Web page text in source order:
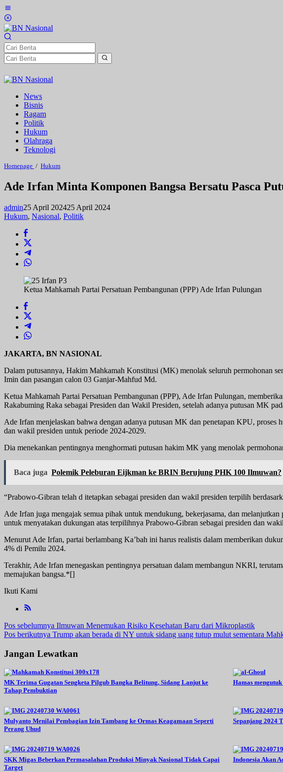
Lewati
ke
konten
News
Bisnis
Ragam
Politik
Hukum
Olahraga
Teknologi
Homepage / HukumAde
Minta
Komponen
Bersatu
Pasca
Putusan
Ade Irfan Minta Komponen Bangsa Bersatu Pasca
admin25 April 202425 April 2024
Hukum, Nasional, Politik
Ketua Mahkamah Partai Persatuan Pembangunan (PPP) Ade Irfan Pulungan
JAKARTA, BN NASIONAL
Dalam putusannya, Hakim Mahkamah Konstitusi (MK) menolak seluruh permohonan
Imin dan pasangan calon 03 Ganjar-Mahfud Md.
Ketua Mahkamah Partai Persatuan Pembangunan (PPP), Ade Irfan Pulungan,
Rakabuming Raka sebagai Presiden dan Wakil Presiden, setelah adanya putusan MK
Ade Irfan menjelaskan bahwa dengan adanya putusan MK dan penetapan KPU,
dan wakil presiden untuk periode 2024-2029.
Dia menekankan pentingnya menghormati putusan hakim MK yang menolak
Baca juga Polemik Peleburan Eijkman ke BRIN Berujung PHK 100 Ilmuwan?
“Prabowo-Gibran telah d itetapkan sebagai presiden dan wakil presiden terpilih
Ade Irfan juga mengajak semua pihak untuk mendukung, bekerjasama, dan
untuk menyatakan dukungan atas terpilihnya Prabowo-Gibran sebagai presiden dan
Menurut Ade Irfan, partai berlambang Ka’bah ini harus realistis dalam memberikan
4% di Pemilu 2024.
Terakhir, Ade Irfan menegaskan pentingnya persatuan dalam membangun NKRI,
memajukan bangsa.*[]
Ikuti Kami
Navigasi
pos
Pos sebelumnya Ilmuwan Menemukan Risiko Kesehatan Baru dari Mikroplastik
Pos berikutnya Trump akan berada di NY untuk sidang uang tutup mulut sementara
Jangan Lewatkan
MK Terima Gugatan Sengketa Pilgub Bangka Belitung, Sidang Lanjut ke
Tahap Pembuktian
Hamas
Mulyanto Menilai Pembagian Izin Tambang ke Ormas Keagamaan Seperti
Perang Uhud
Sepanjang 2024
SKK Migas Beberkan Permasalahan Produksi Minyak Nasional Tidak Capai
Target
Indonesia Akan